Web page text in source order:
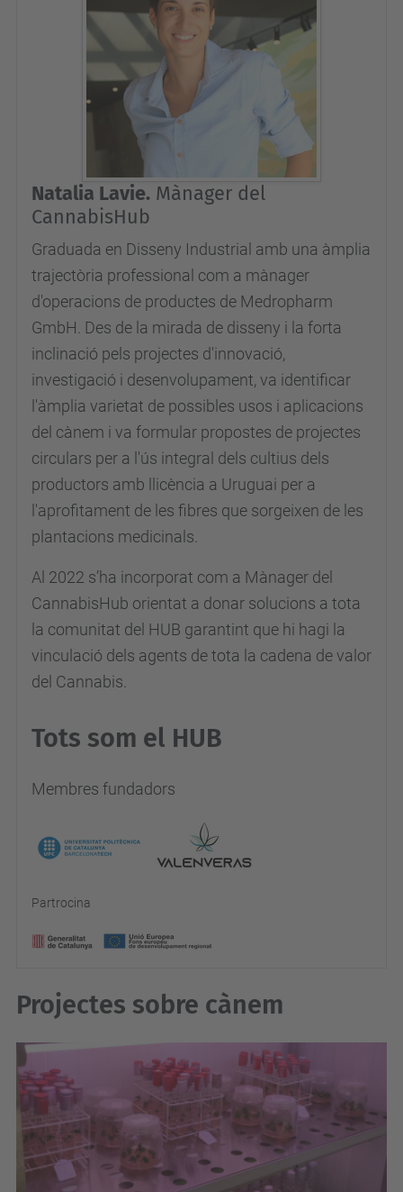
Natalia Lavie. Mànager del
CannabisHub
Graduada en Disseny Industrial amb una àmplia
trajectòria professional com a mànager
d'operacions de productes de Medropharm
GmbH. Des de la mirada de disseny i la forta
inclinació pels projectes d'innovació,
investigació i desenvolupament, va identificar
l'àmplia varietat de possibles usos i aplicacions
del cànem i va formular propostes de projectes
circulars per a l'ús integral dels cultius dels
productors amb llicència a Uruguai per a
l'aprofitament de les fibres que sorgeixen de les
plantacions medicinals.
Al 2022 s’ha incorporat com a Mànager del
CannabisHub orientat a donar solucions a tota
la comunitat del HUB garantint que hi hagi la
vinculació dels agents de tota la cadena de valor
del Cannabis.
Tots som el HUB
Membres fundadors
Partrocina
Projectes sobre cànem